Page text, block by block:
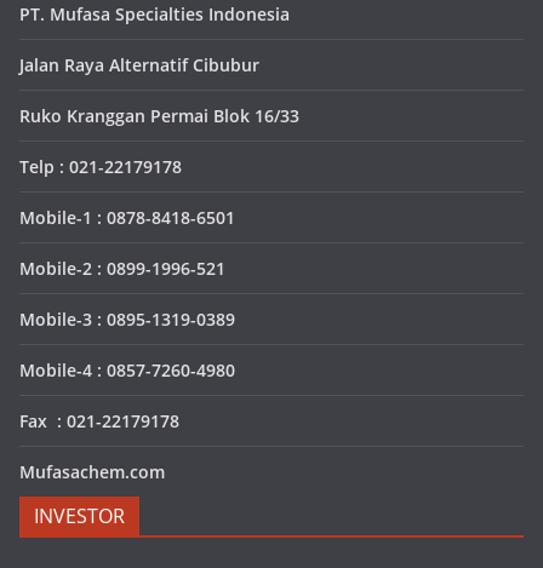
PT. Mufasa Specialties Indonesia
Jalan Raya Alternatif Cibubur
Ruko Kranggan Permai Blok 16/33
Telp : 021-22179178
Mobile-1 : 0878-8418-6501
Mobile-2 : 0899-1996-521
Mobile-3 : 0895-1319-0389
Mobile-4 : 0857-7260-4980
Fax : 021-22179178
Mufasachem.com
INVESTOR